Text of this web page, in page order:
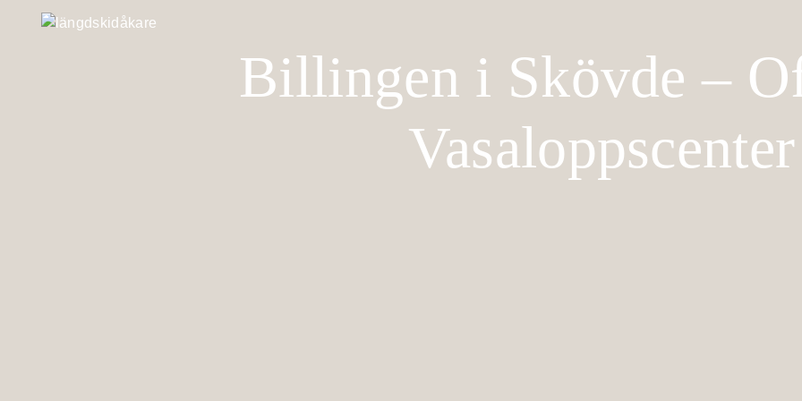
Billingen i Skövde –
Vasaloppscenter